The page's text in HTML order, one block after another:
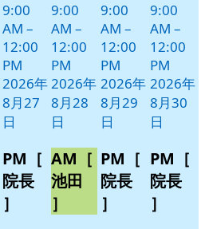
9:00
AM –
12:00
PM
2026年
8月27
日
PM［
院長
］
9:00
AM –
12:00
PM
2026年
8月28
日
AM［
池田
］
9:00
AM –
12:00
PM
2026年
8月29
日
PM［
院長
］
9:00
AM –
12:00
PM
2026年
8月30
日
PM［
院長
］